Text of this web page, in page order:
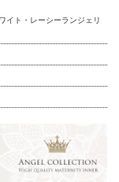
イト・レーシーランジェリ